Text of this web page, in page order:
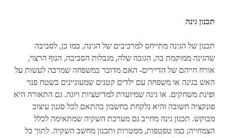
תכנון גינה
תכנון של הגינה מתייחס למרכיבים של הגינה, כמו כן, לסביבה
שהגינה ממוקמת בה, הגובה שלה, מגבלות הסביבה, הנוף הרצוי,
אורח חייהם של הדיירים- האם מדובר במשפחה שמרבה לעשות על
האש בגינה או משפחה עם ילדים קטנים שמעוניינים בשטח פנוי
ופינת משחקים. או גינה שמיועדת למדיטציות ויוגה. גם התאורה היא
פונקציה חשובה והיא נלקחת בחשבון בהתאם לכל סגנון עיצוב
מבוקש. תכנון גינה מחייב גם מערכת השקיה שמתאימה לכלל
הצמחייה; כמו טפטפות, ממטרות ותכנון מחשב השקיה. לתוך כל